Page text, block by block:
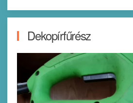
Dekopírfűrész